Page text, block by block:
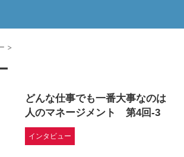
>
どんな仕事でも一番大事なのは
人のマネージメント 第4回-3
インタビュー